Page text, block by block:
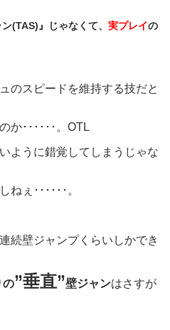
(TAS)』じゃなくて、 実プレイの
のスピードを維持する技だと
か･･････。OTL
ように錯覚してしまうじゃな
ねぇ･･････。
続壁ジャンプくらいしかでき
の”垂直”壁ジャンはさすが